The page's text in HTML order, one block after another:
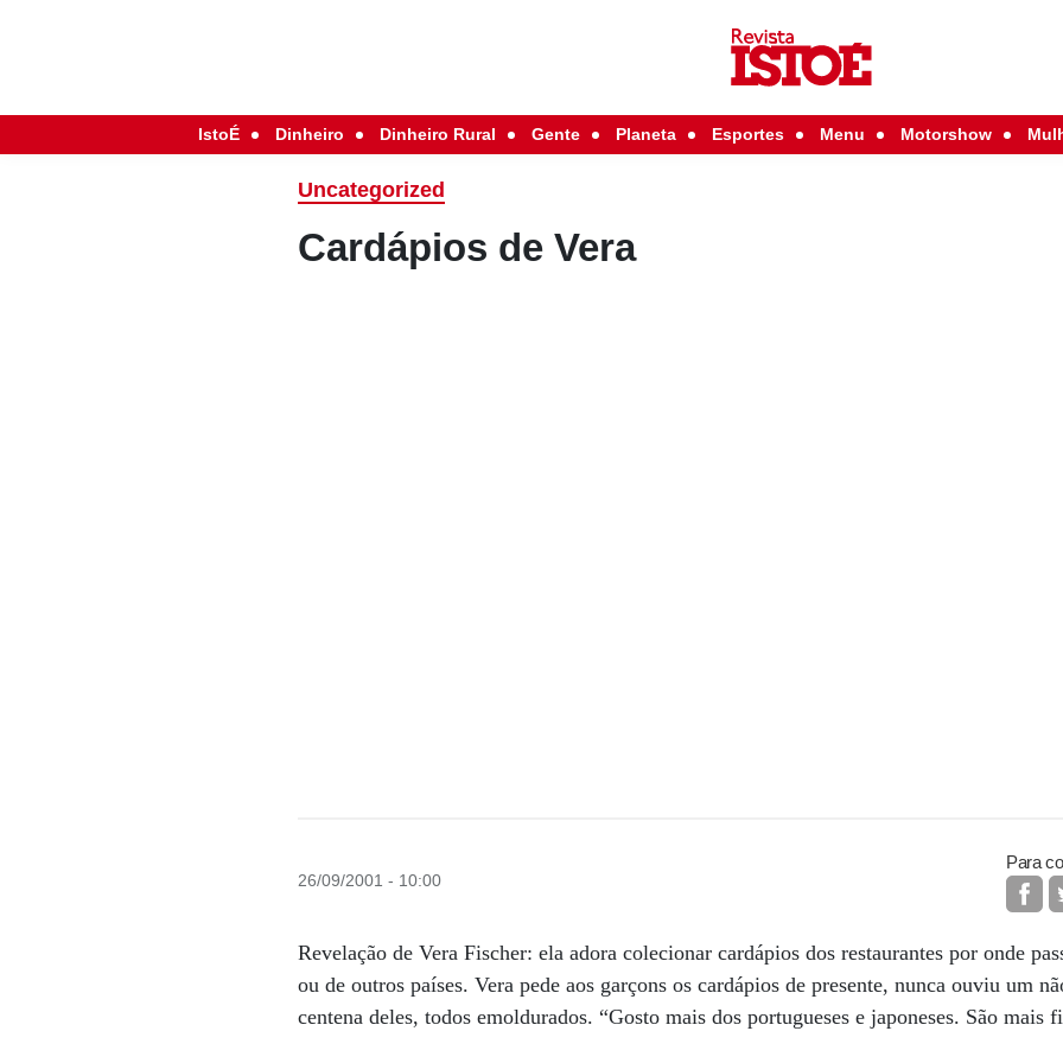
IstoÉ Dinheiro Dinheiro Rural Gente Planeta Esportes Menu Motorshow
Uncategorized
Cardápios de Vera
26/09/2001 - 10:00
Para
Revelação de Vera Fischer: ela adora colecionar cardápios dos restaurantes por onde
ou de outros países. Vera pede aos garçons os cardápios de presente, nunca ouviu um
centena deles, todos emoldurados. “Gosto mais dos portugueses e japoneses. São mais